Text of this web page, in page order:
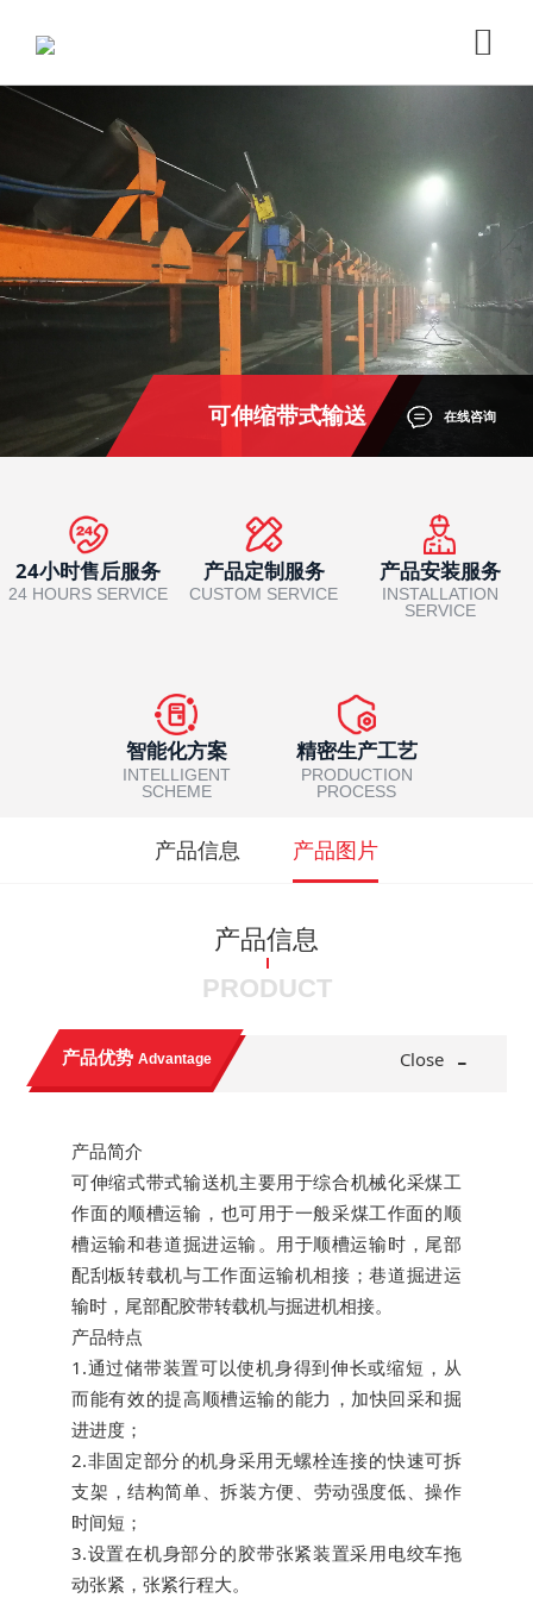
可伸缩带式输送 在线咨询
24小时售后服务
24 HOURS SERVICE
产品定制服务
CUSTOM SERVICE
产品安装服务
INSTALLATION
SERVICE
智能化方案
INTELLIGENT
SCHEME
精密生产工艺
PRODUCTION
PROCESS
产品信息 产品图片
产品信息
PRODUCT
产品优势Advantage Close -
产品简介
可伸缩式带式输送机主要用于综合机械化采煤工
作面的顺槽运输，也可用于一般采煤工作面的顺
槽运输和巷道掘进运输。用于顺槽运输时，尾部
配刮板转载机与工作面运输机相接；巷道掘进运
输时，尾部配胶带转载机与掘进机相接。
产品特点
1.通过储带装置可以使机身得到伸长或缩短，从
而能有效的提高顺槽运输的能力，加快回采和掘
进进度；
2.非固定部分的机身采用无螺栓连接的快速可拆
支架，结构简单、拆装方便、劳动强度低、操作
时间短；
3.设置在机身部分的胶带张紧装置采用电绞车拖
动张紧，张紧行程大。